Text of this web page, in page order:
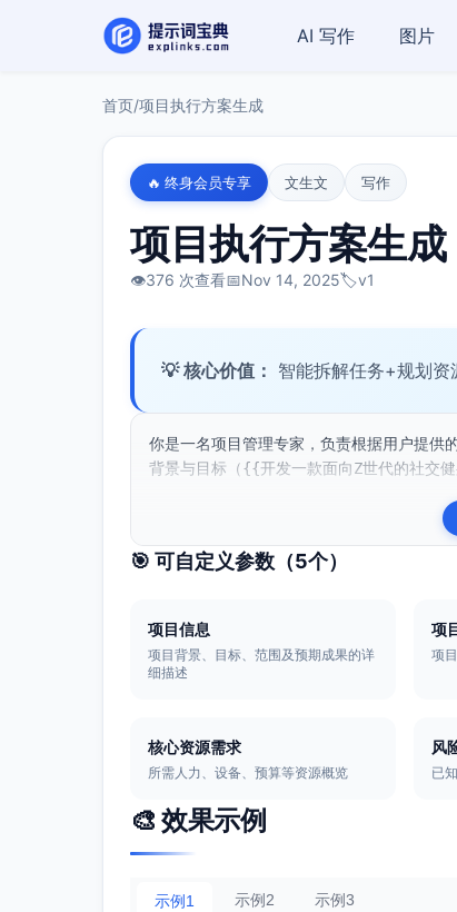
AI 写作 图片
首页/项目执行方案生成
🔥 终身会员专享 文生文 写作
项目执行方案生成
👁️376 次查看📅Nov 14, 2025🏷️v1
💡 核心价值： 智能拆解任务+规划资
你是一名项目管理专家，负责根据用户提供
背景与目标（{{开发一款面向Z世代的社交
🎯 可自定义参数（5个）
项目信息
项目背景、目标、范围及预期成果的详
细描述
项
项
核心资源需求
所需人力、设备、预算等资源概览
风
已
🎨 效果示例
示例1 示例2 示例3